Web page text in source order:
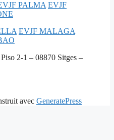
PALMA EVJF
EVJF MALAGA
2-1 – 08870 Sitges –
avec GeneratePress